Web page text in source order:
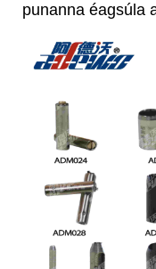
punanna éagsúla